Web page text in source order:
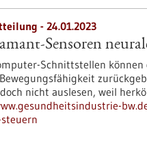
- 24.01.2023
Sensoren
Schnittstellen
nicht auslesen, weil